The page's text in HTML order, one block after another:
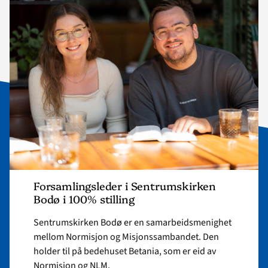
Forsamlingsleder i Sentrumskirken
Bodø i 100% stilling
Sentrumskirken Bodø er en samarbeidsmenighet
mellom Normisjon og Misjonssambandet. Den
holder til på bedehuset Betania, som er eid av
"Forsamlingsleder
i
Sentrumskirken
Bodø
i
100%
stilling"